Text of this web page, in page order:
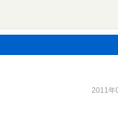
2011年